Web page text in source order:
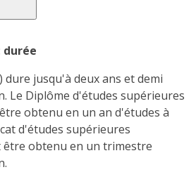
dure jusqu'à deux ans et demi
Le Diplôme d'études supérieures
obtenu en un an d'études à
d'études supérieures
être obtenu en un trimestre